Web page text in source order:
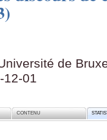
de
12-01
CONTENU